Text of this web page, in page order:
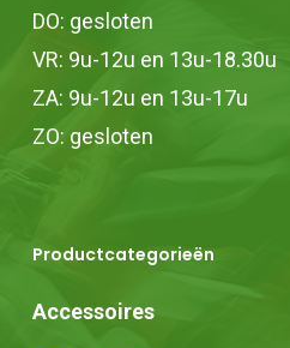
DO: gesloten
VR: 9u-12u en 13u-18.30u
ZA: 9u-12u en 13u-17u
ZO: gesloten
Productcategorieën
Accessoires